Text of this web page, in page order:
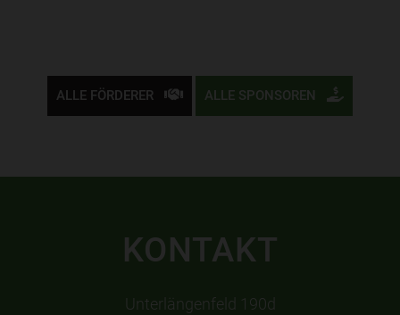
ALLE FÖRDERER ALLE SPONSOREN
KONTAKT
Unterlängenfeld 190d